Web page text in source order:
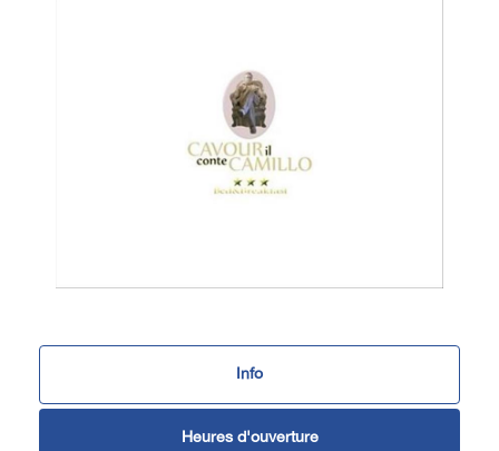
Info
Heures d'ouverture